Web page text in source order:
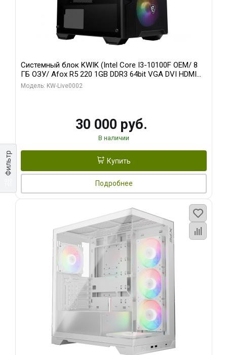
Фильтр
Системный блок KWIK (Intel Core I3-10100F OEM/ 8
ГБ ОЗУ/ Afox R5 220 1GB DDR3 64bit VGA DVI HDMI
1FAN LP RTL / 128 ГБ SSD)
Модель: KW-Live0002
30 000 руб.
В наличии
Купить
Подробнее